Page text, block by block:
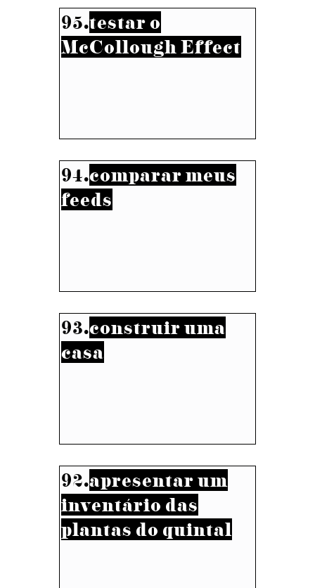
95.testar o
McCollough Effect
94.comparar meus
feeds
93.construir uma
casa
92.apresentar um
inventário das
plantas do quintal